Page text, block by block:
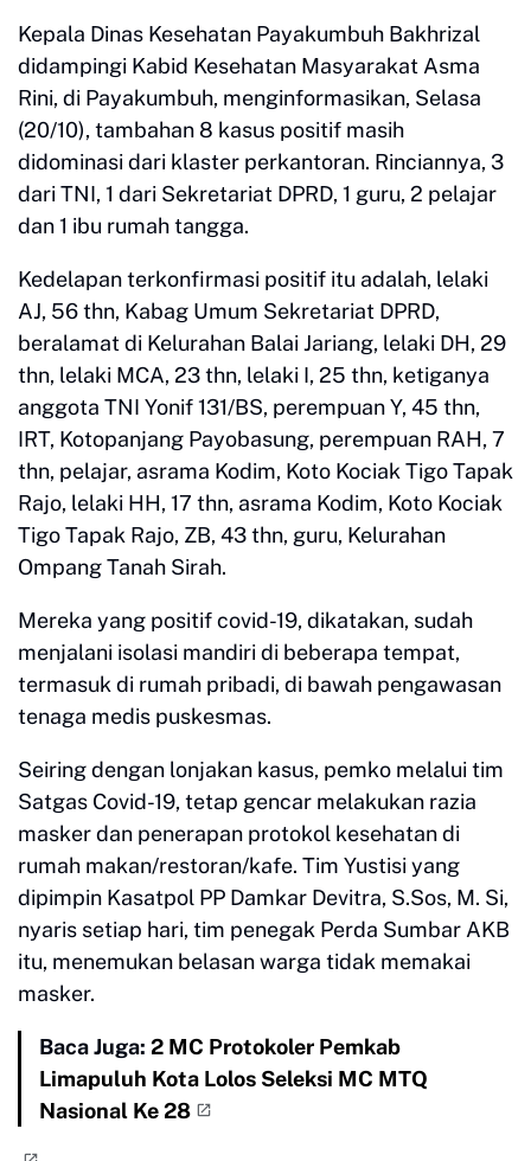
Kepala Dinas Kesehatan Payakumbuh Bakhrizal
didampingi Kabid Kesehatan Masyarakat Asma
Rini, di Payakumbuh, menginformasikan, Selasa
(20/10), tambahan 8 kasus positif masih
didominasi dari klaster perkantoran. Rinciannya, 3
dari TNI, 1 dari Sekretariat DPRD, 1 guru, 2 pelajar
dan 1 ibu rumah tangga.
Kedelapan terkonfirmasi positif itu adalah, lelaki
AJ, 56 thn, Kabag Umum Sekretariat DPRD,
beralamat di Kelurahan Balai Jariang, lelaki DH, 29
thn, lelaki MCA, 23 thn, lelaki I, 25 thn, ketiganya
anggota TNI Yonif 131/BS, perempuan Y, 45 thn,
IRT, Kotopanjang Payobasung, perempuan RAH, 7
thn, pelajar, asrama Kodim, Koto Kociak Tigo Tapak
Rajo, lelaki HH, 17 thn, asrama Kodim, Koto Kociak
Tigo Tapak Rajo, ZB, 43 thn, guru, Kelurahan
Ompang Tanah Sirah.
Mereka yang positif covid-19, dikatakan, sudah
menjalani isolasi mandiri di beberapa tempat,
termasuk di rumah pribadi, di bawah pengawasan
tenaga medis puskesmas.
Seiring dengan lonjakan kasus, pemko melalui tim
Satgas Covid-19, tetap gencar melakukan razia
masker dan penerapan protokol kesehatan di
rumah makan/restoran/kafe. Tim Yustisi yang
dipimpin Kasatpol PP Damkar Devitra, S.Sos, M. Si,
nyaris setiap hari, tim penegak Perda Sumbar AKB
itu, menemukan belasan warga tidak memakai
masker.
Baca Juga: 2 MC Protokoler Pemkab
Limapuluh Kota Lolos Seleksi MC MTQ
Nasional Ke 28